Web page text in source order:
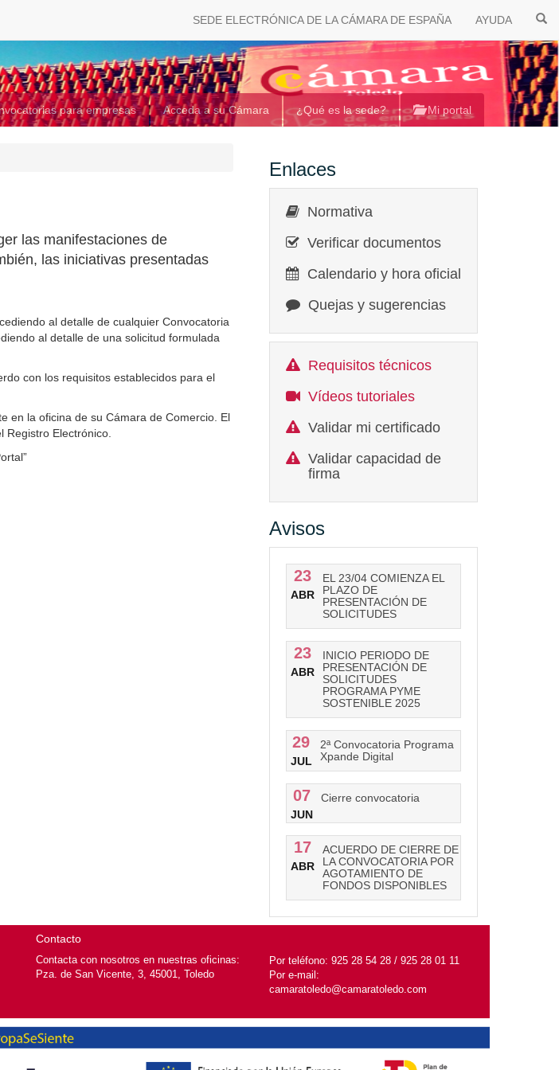
SEDE ELECTRÓNICA DE LA CÁMARA DE ESPAÑA AYUDA
para empresas Acceda a su Cámara ¿Qué es la sede? Mi portal
las manifestaciones de
las iniciativas presentadas
al detalle de cualquier Convocatoria
al detalle de una solicitud formulada
con los requisitos establecidos para el
en la oficina de su Cámara de Comercio. El
Electrónico.
Enlaces
Normativa
Verificar documentos
Calendario y hora oficial
Quejas y sugerencias
Requisitos técnicos
Vídeos tutoriales
Validar mi certificado
Validar capacidad de
firma
Avisos
23
ABR
EL 23/04 COMIENZA EL
PLAZO DE
PRESENTACIÓN DE
SOLICITUDES
23
ABR
INICIO PERIODO DE
PRESENTACIÓN DE
SOLICITUDES
PROGRAMA PYME
SOSTENIBLE 2025
29
JUL
2ª Convocatoria Programa
Xpande Digital
07
JUN
Cierre convocatoria
17
ABR
ACUERDO DE CIERRE DE
LA CONVOCATORIA POR
AGOTAMIENTO DE
FONDOS DISPONIBLES
Contacto
Contacta con nosotros en nuestras oficinas:
Pza. de San Vicente, 3, 45001, Toledo
Por teléfono: 925 28 54 28 / 925 28 01 11
Por e-mail:
camaratoledo@camaratoledo.com